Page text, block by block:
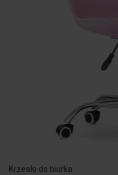
Krzesło do biurka